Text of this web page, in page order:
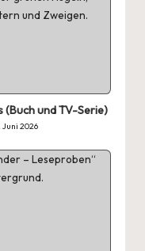
(Buch und TV-Serie)
Juni 2026